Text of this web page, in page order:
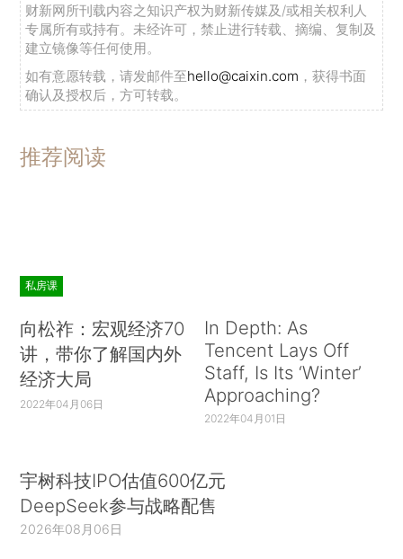
财新网所刊载内容之知识产权为财新传媒及/或相关权利人
专属所有或持有。未经许可，禁止进行转载、摘编、复制及
建立镜像等任何使用。
如有意愿转载，请发邮件至hello@caixin.com ，获得书面
确认及授权后，方可转载。
推荐阅读
私房课
向松祚：宏观经济70
讲，带你了解国内外
经济大局
2022年04月06日
In Depth: As
Tencent Lays Off
Staff, Is Its ‘Winter’
Approaching?
2022年04月01日
宇树科技IPO估值600亿元
DeepSeek参与战略配售
2026年08月06日